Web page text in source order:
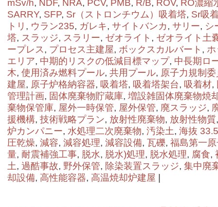
mSv/h, NDF, NRA, PCV, PMB, R/B, ROV, RO濃縮
SARRY, SFP, Sr（ストロンチウム）吸着塔, Sr吸
トリ , ウラン235, ガレキ, サイトバンカ, サリー, シ
塔, スラッジ, スラリー, ゼオライト , ゼオライト土
ープレス, プロセス主建屋, ボックスカルバート ,
エリア, 中期的リスクの低減目標マップ, 中長期ロ
木, 使用済み燃料プール, 共用プール, 原子力規制
建屋, 原子炉格納容器, 吸着塔, 吸着塔架台, 吸着材,
管理計画, 固体廃棄物貯蔵庫, 増設雑固体廃棄物焼
棄物保管庫, 屋外一時保管, 屋外保管, 廃スラッジ,
援機構, 技術戦略プラン, 放射性廃棄物, 放射性物質
炉カンパニー, 水処理二次廃棄物, 汚染土, 海抜
圧乾燥, 減容, 減容処理, 減容設備, 瓦礫, 福島第一
量, 耐震補強工事, 脱水, 脱水)処理, 脱水処理, 腐食,
土, 過酷事故, 野外保管, 除染装置スラッジ, 集中廃
却設備, 高性能容器, 高温焼却炉建屋